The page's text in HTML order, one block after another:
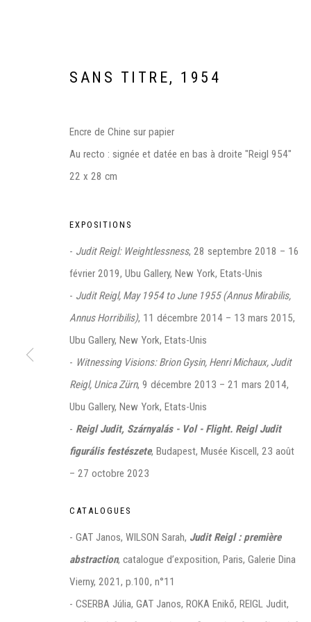
MUSÉE DES BEAUX-ARTS, CAEN 26 OCTOBRE
CONTACT : inventaire@judit-reigl.com
SANS TITRE, 1954
Encre de Chine sur papier
Au recto : signée et datée en bas à droite "Reigl 954"
22 x 28 cm
EXPOSITIONS
- Judit Reigl: Weightlessness, 28 septembre 2018 – 16
février 2019, Ubu Gallery, New York, Etats-Unis
- Judit Reigl, May 1954 to June 1955 (Annus Mirabilis,
Annus Horribilis), 11 décembre 2014 – 13 mars 2015,
Ubu Gallery, New York, Etats-Unis
- Witnessing Visions: Brion Gysin, Henri Michaux, Judit
Reigl, Unica Zürn, 9 décembre 2013 – 21 mars 2014,
Ubu Gallery, New York, Etats-Unis
- Reigl Judit, Szárnyalás - Vol - Flight. Reigl Judit
figurális festészete, Budapest, Musée Kiscell, 23 août
– 27 octobre 2023
CATALOGUES
- GAT Janos, WILSON Sarah, Judit Reigl : première
abstraction, catalogue d’exposition, Paris, Galerie Dina
Vierny, 2021, p.100, n°11
- CSERBA Júlia, GAT Janos, ROKA Enikő, REIGL Judit,